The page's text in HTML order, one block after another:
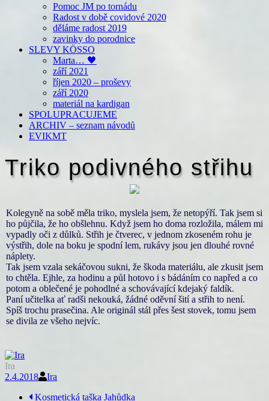
Pomoc JM po tornádu
Radost v době covidové 2020
děláme radost 2019
zavinky do porodnice
SLEVY KÖSSO
Marta… 🖤
září 2021
říjen 2020 – proševy
září 2020
materiál na kardigan
SPOLUPRACUJEME
ARCHIV – seznam návodů
EVIKMT
Triko podivného střihu
Kolegyně na sobě měla triko, myslela jsem, že netopýří. Tak jsem si
ho půjčila, že ho obšlehnu. Když jsem ho doma rozložila, málem mi
vypadly oči z důlků. Střih je čtverec, v jednom zkoseném rohu je
výstřih, dole na boku je spodní lem, rukávy jsou jen dlouhé rovné
náplety.
Tak jsem vzala sekáčovou sukni, že škoda materiálu, ale zkusit jsem
to chtěla. Ejhle, za hodinu a půl hotovo i s bádáním co napřed a co
potom a oblečené je pohodlné a schovávající kdejaký faldík.
Paní učitelka ať radši nekouká, žádné oděvní šití a střih to není.
Spíš trochu prasečina. Ale originál stál přes šest stovek, tomu jsem
se divila ze všeho nejvíc.
Ira
2.4.2018
Ira
Kosmetická taška Jahůdka